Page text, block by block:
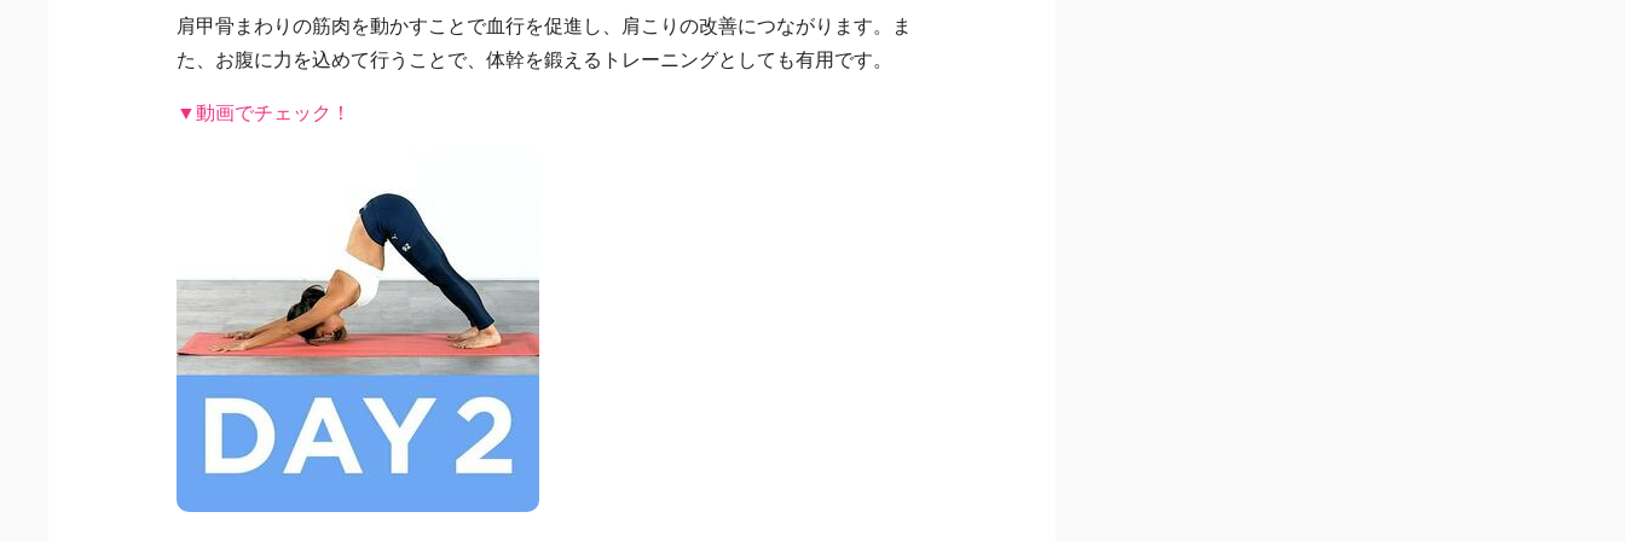
肩甲骨まわりの筋肉を動かすことで血行を促進し、肩こりの改善につながります。ま
た、お腹に力を込めて行うことで、体幹を鍛えるトレーニングとしても有用です。
▼動画でチェック！